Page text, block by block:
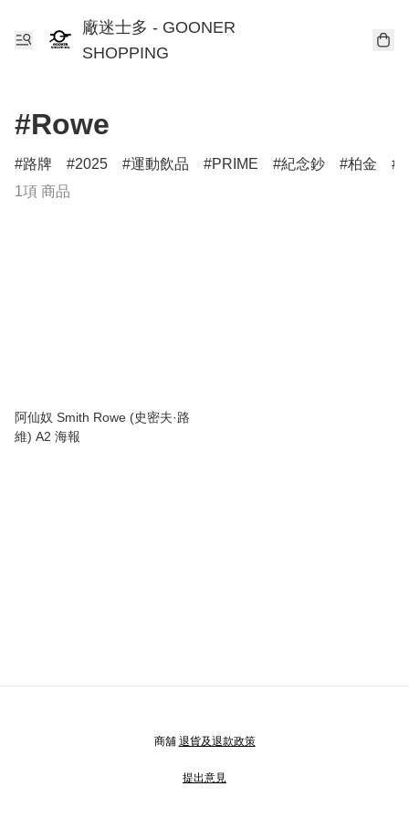
廠迷士多 - GOONER
SHOPPING
#Rowe
路牌 2025 運動飲品 PRIME 紀念鈔 柏金
1項 商品
阿仙奴 Smith Rowe (史密夫·路
維) A2 海報
商舖 退貨及退款政策
提出意見